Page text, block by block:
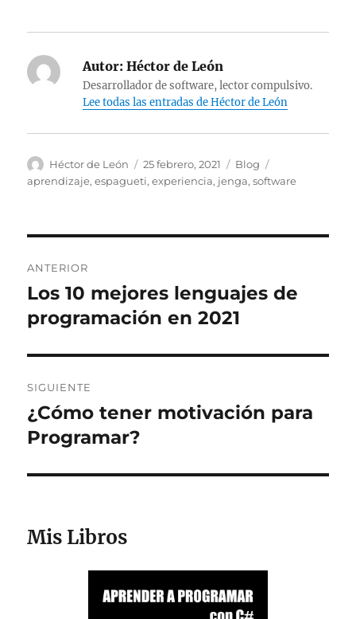
Autor: Héctor de León
Desarrollador de software, lector compulsivo.
Lee todas las entradas de Héctor de León
Autor
Héctor de León
Publicado
el
25 febrero, 2021 Categorías
Blog
aprendizaje,espagueti,experiencia, jenga,software
de
entradas
ANTERIOR
Entrada
anterior:
Los 10 mejores lenguajes de
programación en 2021
SIGUIENTE
Entrada
siguiente:
¿Cómo tener motivación para
Programar?
Mis Libros